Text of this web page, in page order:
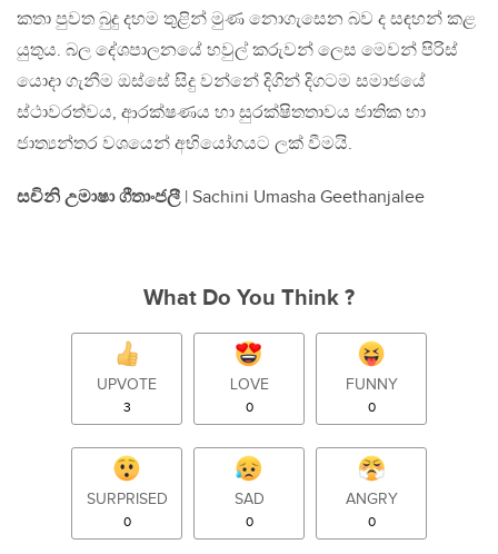
කතා පුවත බුදු දහම තුළින් මුණ නොගැසෙන බව ද සඳහන් කළ
යුතුය. බල දේශපාලනයේ හවුල් කරුවන් ලෙස මෙවන් පිරිස්
යොදා ගැනීම ඔස්සේ සිදු වන්නේ දිගින් දිගටම සමාජයේ
ස්ථාවරත්වය, ආරක්ෂණය හා සුරක්ෂිතතාවය ජාතික හා
ජාත්‍යන්තර වශයෙන් අභියෝගයට ලක් වීමයි.
සචිනි උමාෂා ගීතාංජලී| Sachini Umasha Geethanjalee
What Do You Think ?
UPVOTE
3
LOVE
0
FUNNY
0
SURPRISED
0
SAD
0
ANGRY
0